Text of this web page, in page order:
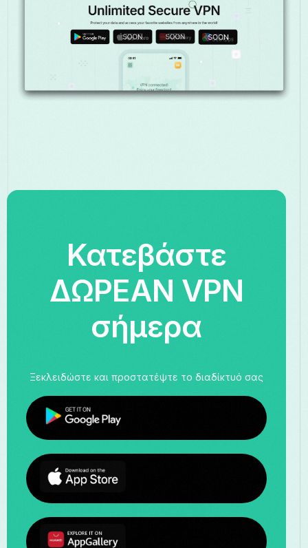
Κατεβάστε
ΔΩΡΕΑΝ VPN
σήμερα
Ξεκλειδώστε και προστατέψτε το διαδίκτυό σας